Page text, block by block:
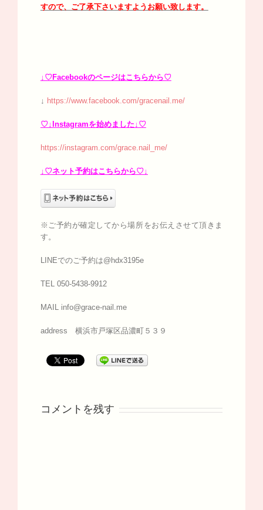
すので、ご了承下さいますようお願い致します。
↓♡Facebookのページはこちらから♡
↓ https://www.facebook.com/gracenail.me/
♡↓Instagramを始めました↓♡
https://instagram.com/grace.nail_me/
↓♡ネット予約はこちらから♡↓
※ご予約が確定してから場所をお伝えさせて頂きま
す。
LINEでのご予約は@hdx3195e
TEL 050-5438-9912
MAIL info@grace-nail.me
address 横浜市戸塚区品濃町５３９
コメントを残す